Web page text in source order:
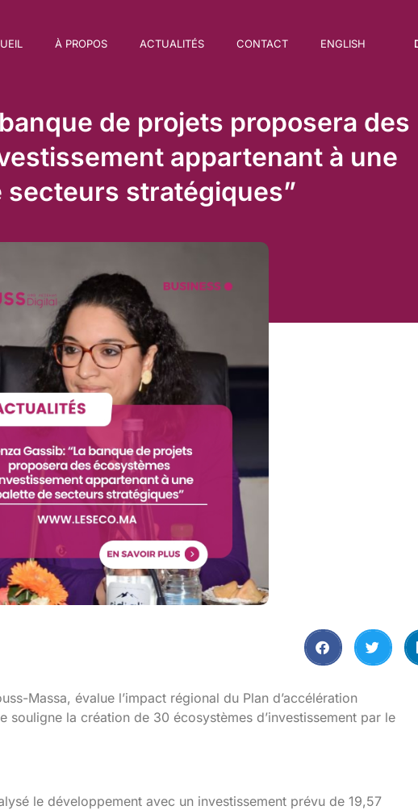
À PROPOS ACTUALITÉS CONTACT ENGLISH
de projets proposera des
appartenant à une
secteurs stratégiques”
Massa, évalue l’impact régional du Plan d’accélération
souligne la création de 30 écosystèmes d’investissement par le
le développement avec un investissement prévu de 19,57